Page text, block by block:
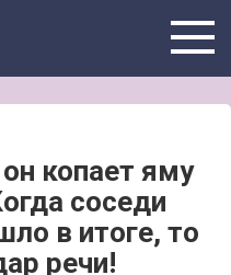
копает яму
соседи
в итоге, то
речи!